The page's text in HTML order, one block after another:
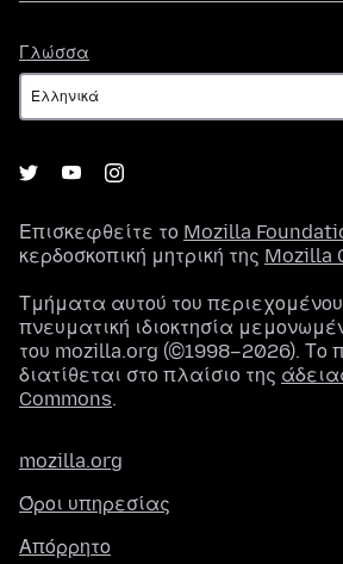
Γλώσσα
Επισκεφθείτε το Mozilla
κερδοσκοπική μητρική της Mozilla
Τμήματα αυτού του
πνευματική ιδιοκτησία
του mozilla.org (©1998–2026). Το
διατίθεται στο πλαίσιο της
Commons.
mozilla.org
Όροι υπηρεσίας
Απόρρητο